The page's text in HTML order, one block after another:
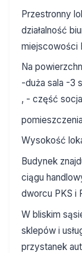
Przestronny
działalność
miejscowości
Na
-duża sala -3
, - część
Wysokość
Budynek
ciągu
dworcu PKS i
W bliskim
sklepów i
przystanek